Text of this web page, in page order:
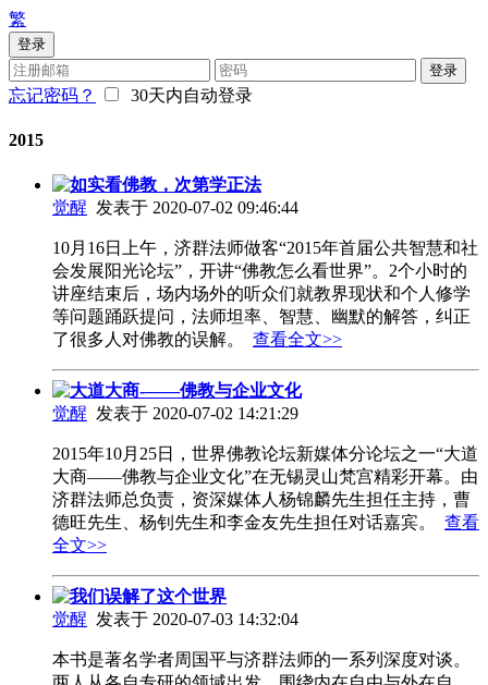
繁
登录
登录
忘记密码？ 30天内自动登录
2015
如实看佛教，次第学正法
觉醒 发表于 2020-07-02 09:46:44
10月16日上午，济群法师做客“2015年首届公共智慧和社
会发展阳光论坛”，开讲“佛教怎么看世界”。2个小时的
讲座结束后，场内场外的听众们就教界现状和个人修学
等问题踊跃提问，法师坦率、智慧、幽默的解答，纠正
了很多人对佛教的误解。 查看全文>>
大道大商-——佛教与企业文化
觉醒 发表于 2020-07-02 14:21:29
2015年10月25日，世界佛教论坛新媒体分论坛之一“大道
大商——佛教与企业文化”在无锡灵山梵宫精彩开幕。由
济群法师总负责，资深媒体人杨锦麟先生担任主持，曹
德旺先生、杨钊先生和李金友先生担任对话嘉宾。 查看
全文>>
我们误解了这个世界
觉醒 发表于 2020-07-03 14:32:04
本书是著名学者周国平与济群法师的一系列深度对谈。